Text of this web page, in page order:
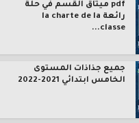
pdf ميثاق القسم في حلة
رائعة la charte de la
classe...
جميع جذاذات المستوى
الخامس ابتدائي 2021-2022